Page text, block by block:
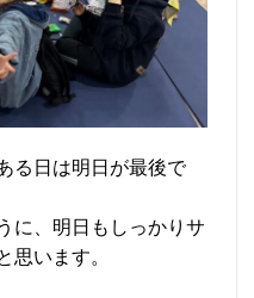
る日は明日が最後で
に、明日もしっかりサ
思います。